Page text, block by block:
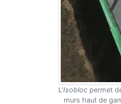
L'Isobloc permet
murs haut de